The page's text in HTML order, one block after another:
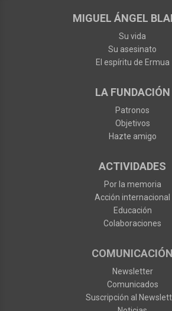
MIGUEL ÁNGEL
Su vida
Su asesinato
El espíritu de Ermua
LA FUNDACIÓN
Patronos
Objetivos
Hazte amigo
ACTIVIDADES
Por la memoria
Acción internacional
Educación
Colaboraciones
COMUNICACIÓN
Newsletter
Comunicados
Suscripción al